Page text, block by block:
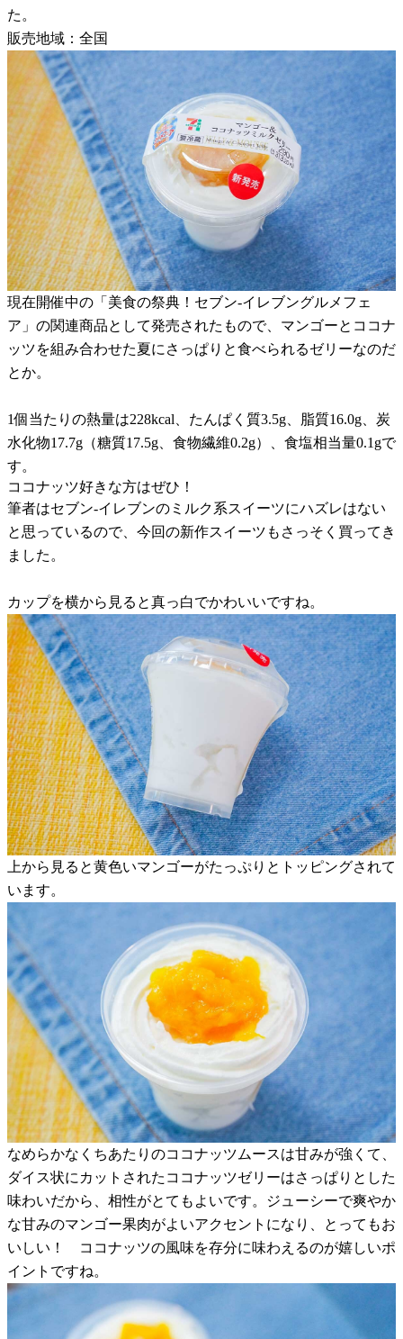
た。
販売地域：全国
現在開催中の「美食の祭典！セブン-イレブングルメフェ
ア」の関連商品として発売されたもので、マンゴーとココナ
ッツを組み合わせた夏にさっぱりと食べられるゼリーなのだ
とか。
1個当たりの熱量は228kcal、たんぱく質3.5g、脂質16.0g、炭
水化物17.7g（糖質17.5g、食物繊維0.2g）、食塩相当量0.1gで
す。
ココナッツ好きな方はぜひ！
筆者はセブン-イレブンのミルク系スイーツにハズレはない
と思っているので、今回の新作スイーツもさっそく買ってき
ました。
カップを横から見ると真っ白でかわいいですね。
上から見ると黄色いマンゴーがたっぷりとトッピングされて
います。
なめらかなくちあたりのココナッツムースは甘みが強くて、
ダイス状にカットされたココナッツゼリーはさっぱりとした
味わいだから、相性がとてもよいです。ジューシーで爽やか
な甘みのマンゴー果肉がよいアクセントになり、とってもお
いしい！ ココナッツの風味を存分に味わえるのが嬉しいポ
イントですね。